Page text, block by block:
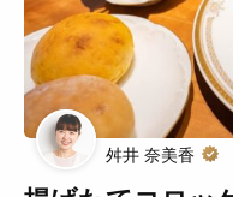
特集
おいしい
おでかけ
舛井 奈美香